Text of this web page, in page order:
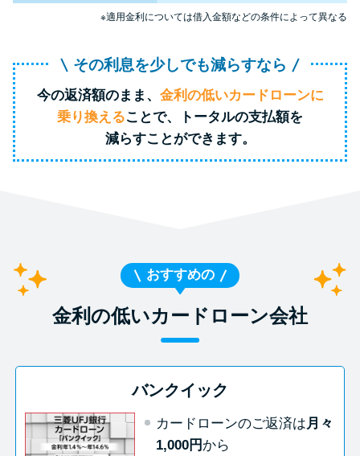
の理由
その他コラム
今月の家賃払えない…2ヵ月目に
たい…市役所に相談より賢い方
法2選
※適用金利については借入金額などの条件によって異なる
その利息を少しでも減らすなら
今の返済額のまま、 金利の低いカードローンに
乗り換えることで、トータルの支払額を
減らすことができます。
おすすめの
金利の低いカードローン会社
バンクイック
カードローンのご返済は月々
1,000円 から